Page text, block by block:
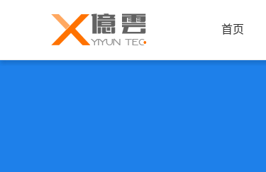
首页